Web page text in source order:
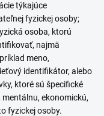
týkajúce
fyzickej osoby;
osoba, ktorú
najmä
meno,
identifikátor, alebo
ktoré sú špecifické
ekonomickú,
fyzickej osoby.